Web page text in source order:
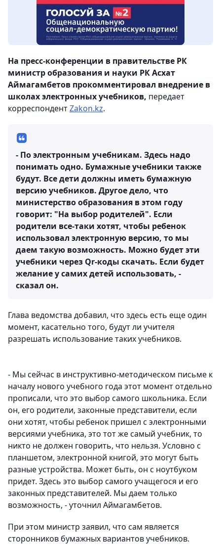
На пресс-конференции в правительстве РК
министр образования и науки РК Асхат
Аймагамбетов прокомментировал внедрение в
школах электронных учебников, передает
корреспондентZakon.kz.
- По электронным учебникам. Здесь надо
понимать одно. Бумажные учебники также
будут. Все дети должны иметь бумажную
версию учебников. Другое дело, что
министерство образования в этом году
говорит: "На выбор родителей". Если
родители все-таки хотят, чтобы ребенок
использовал электронную версию, то мы
даем такую возможность. Можно будет эти
учебники через Qr-коды скачать. Если будет
желание у самих детей использовать, -
сказал он.
Глава ведомства добавил, что здесь есть еще один
момент, касательно того, будут ли учителя
разрешать использование таких учебников.
- Мы сейчас в инструктивно-методическом письме к
началу нового учебного года этот момент отдельно
прописали, что это выбор самого школьника. Если
он, его родители, законные представители, если
они хотят, чтобы ребенок пришел с электронными
версиями учебника, это тот же самый учебник, то
никто не должен говорить, что нельзя. Условно с
планшетом, электронной книгой, это могут быть
разные устройства. Может быть, он с ноутбуком
придет. Здесь это выбор самого учащегося и его
законных представителей. Мы даем только
возможность, - уточнил Аймагамбетов.
При этом министр заявил, что сам является
сторонников бумажных вариантов учебников.